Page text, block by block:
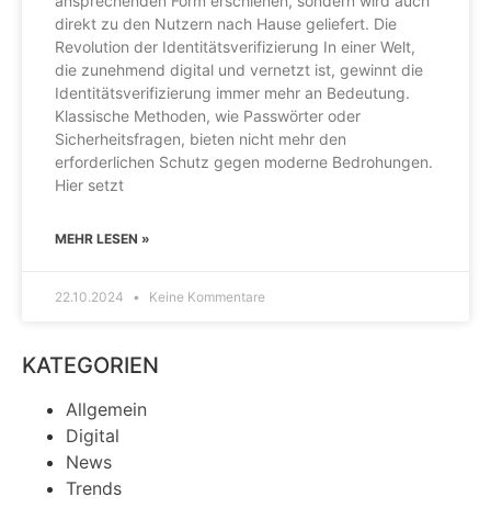
direkt zu den Nutzern nach Hause geliefert. Die
Revolution der Identitätsverifizierung In einer Welt,
die zunehmend digital und vernetzt ist, gewinnt die
Identitätsverifizierung immer mehr an Bedeutung.
Klassische Methoden, wie Passwörter oder
Sicherheitsfragen, bieten nicht mehr den
erforderlichen Schutz gegen moderne Bedrohungen.
Hier setzt
MEHR LESEN »
22.10.2024 Keine Kommentare
KATEGORIEN
Allgemein
Digital
News
Trends